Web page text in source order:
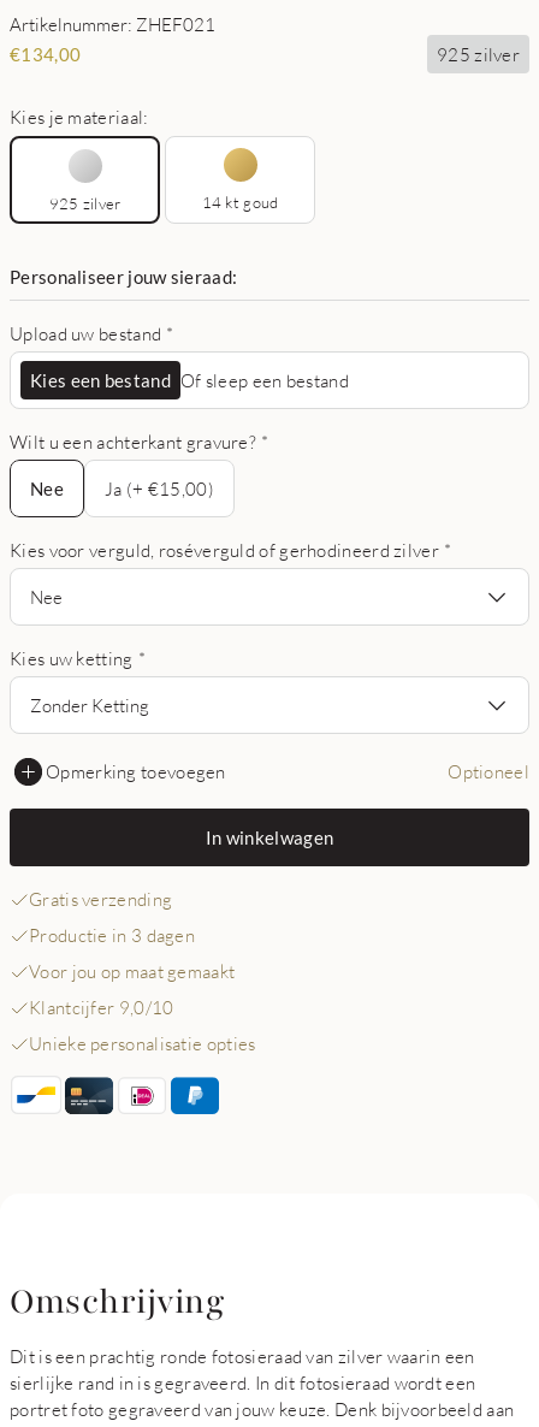
Artikelnummer: ZHEF021
€134,00 925 zilver
Kies je materiaal:
925 zilver 14 kt goud
Personaliseer jouw sieraad:
Upload uw bestand *
Kies een bestand Of sleep een bestand
Wilt u een achterkant gravure? *
Nee
Nee
Ja (+ €15,00)
Kies voor verguld, roséverguld of gerhodineerd zilver *
Nee
Kies uw ketting *
Zonder Ketting
Opmerking toevoegen Optioneel
In winkelwagen
Gratis verzending
Productie in 3 dagen
Voor jou op maat gemaakt
Klantcijfer 9,0/10
Unieke personalisatie opties
Omschrijving
Dit is een prachtig ronde fotosieraad van zilver waarin een
sierlijke rand in is gegraveerd. In dit fotosieraad wordt een
portret foto gegraveerd van jouw keuze. Denk bijvoorbeeld aan